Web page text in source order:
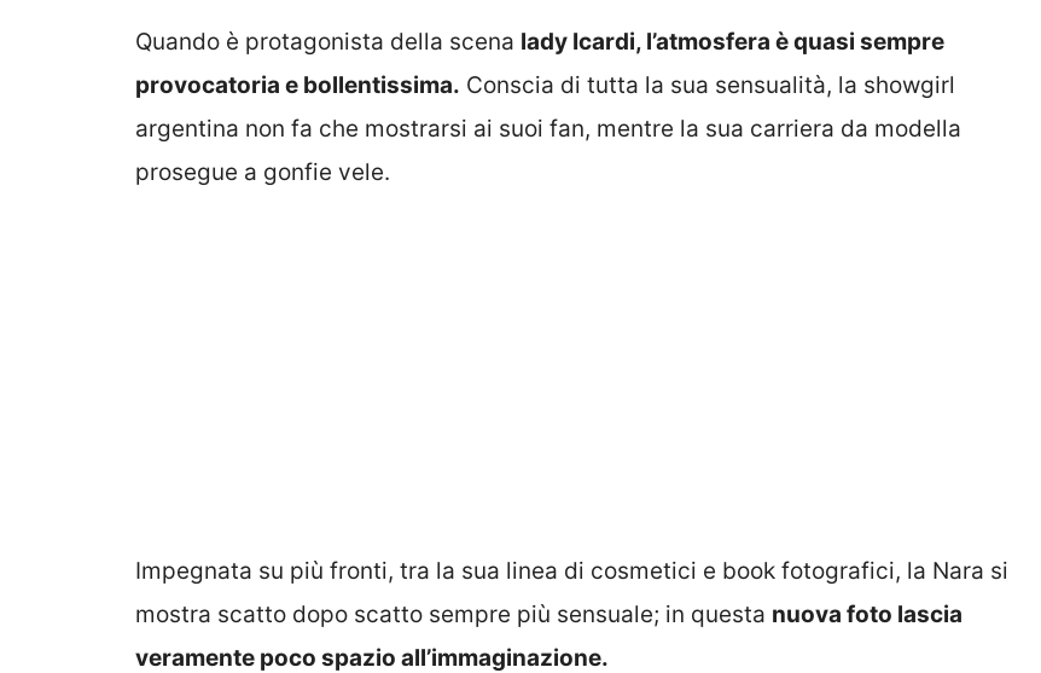
Quando è protagonista della scena lady Icardi, l’atmosfera è quasi sempre
provocatoria e bollentissima. Conscia di tutta la sua sensualità, la showgirl
argentina non fa che mostrarsi ai suoi fan, mentre la sua carriera da modella
prosegue a gonfie vele.
Impegnata su più fronti, tra la sua linea di cosmetici e book fotografici, la Nara si
mostra scatto dopo scatto sempre più sensuale; in questa nuova foto lascia
veramente poco spazio all’immaginazione.